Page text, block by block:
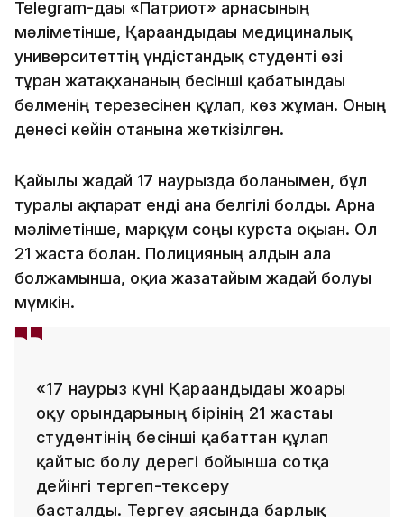
Telegram-дағы «Патриот» арнасының
мәліметінше, Қарағандыдағы медициналық
университеттің үндістандық студенті өзі
тұрған жатақхананың бесінші қабатындағы
бөлменің терезесінен құлап, көз жұмған. Оның
денесі кейін отанына жеткізілген.
Қайғылы жағдай 17 наурызда болғанымен, бұл
туралы ақпарат енді ғана белгілі болды. Арна
мәліметінше, марқұм соңғы курста оқыған. Ол
21 жаста болған. Полицияның алдын ала
болжамынша, оқиға жазатайым жағдай болуы
мүмкін.
«17 наурыз күні Қарағандыдағы жоғары
оқу орындарының бірінің 21 жастағы
студентінің бесінші қабаттан құлап
қайтыс болу дерегі бойынша сотқа
дейінгі тергеп-тексеру
басталды. Тергеу аясында барлық